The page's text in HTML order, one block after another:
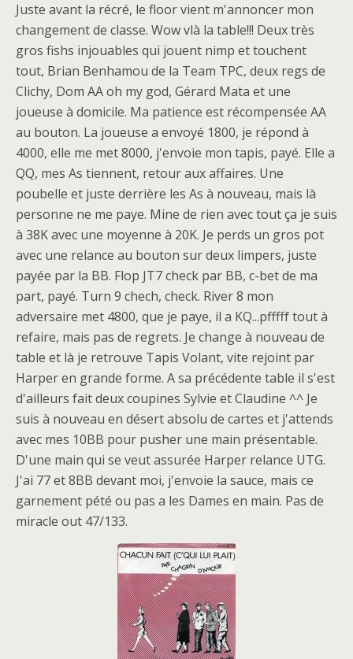
Juste avant la récré, le floor vient m'annoncer mon
changement de classe. Wow vlà la table!!! Deux très
gros fishs injouables qui jouent nimp et touchent
tout, Brian Benhamou de la Team TPC, deux regs de
Clichy, Dom AA oh my god, Gérard Mata et une
joueuse à domicile. Ma patience est récompensée AA
au bouton. La joueuse a envoyé 1800, je répond à
4000, elle me met 8000, j'envoie mon tapis, payé. Elle a
QQ, mes As tiennent, retour aux affaires. Une
poubelle et juste derrière les As à nouveau, mais là
personne ne me paye. Mine de rien avec tout ça je suis
à 38K avec une moyenne à 20K. Je perds un gros pot
avec une relance au bouton sur deux limpers, juste
payée par la BB. Flop JT7 check par BB, c-bet de ma
part, payé. Turn 9 chech, check. River 8 mon
adversaire met 4800, que je paye, il a KQ...pfffff tout à
refaire, mais pas de regrets. Je change à nouveau de
table et là je retrouve Tapis Volant, vite rejoint par
Harper en grande forme. A sa précédente table il s'est
d'ailleurs fait deux coupines Sylvie et Claudine ^^ Je
suis à nouveau en désert absolu de cartes et j'attends
avec mes 10BB pour pusher une main présentable.
D'une main qui se veut assurée Harper relance UTG.
J'ai 77 et 8BB devant moi, j'envoie la sauce, mais ce
garnement pété ou pas a les Dames en main. Pas de
miracle out 47/133.